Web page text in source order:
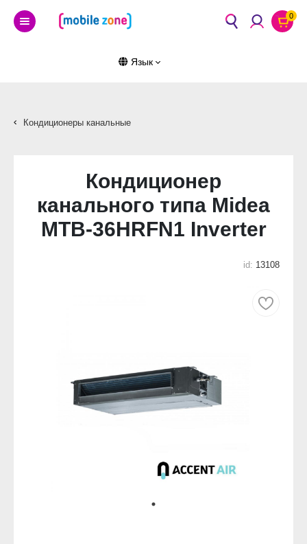
0
Язык
Кондиционеры канальные
Кондиционер
канального типа Midea
MTB-36HRFN1 Inverter
id: 13108